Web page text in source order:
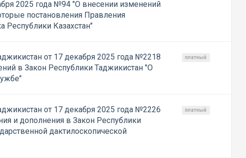
2025 года №94 "О внесении изменений
постановления Правления
Республики Казахстан"
от 17 декабря 2025 года №2218
в Закон Республики Таджикистан "О
платный
от 17 декабря 2025 года №2226
и дополнения в Закон Республики
дактилоскопической
платный